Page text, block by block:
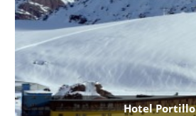
Hotel Portillo